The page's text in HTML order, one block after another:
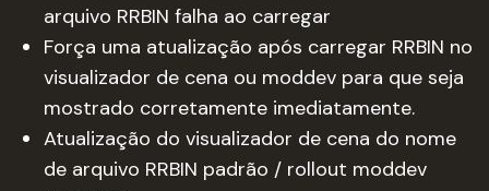
arquivo RRBIN falha ao carregar
Força uma atualização após carregar RRBIN no
visualizador de cena ou moddev para que seja
mostrado corretamente imediatamente.
Atualização do visualizador de cena do nome
de arquivo RRBIN padrão / rollout moddev